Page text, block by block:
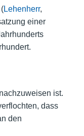
Lehenherr,
einer
nachzuweisen ist.
dass
den